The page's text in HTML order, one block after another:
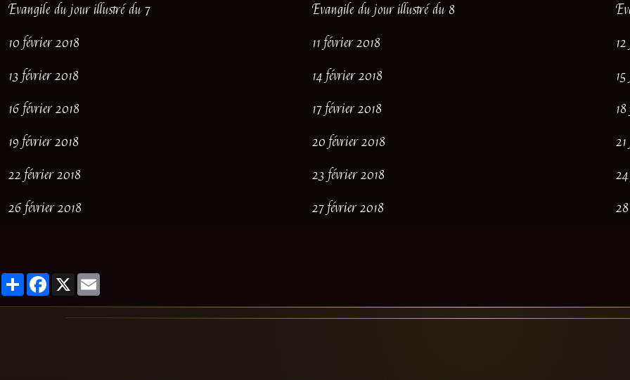
Evangile du jour illustré du 7 Evangile du jour illustré du 8
10 février 2018
11 février 2018
13 février 2018
14 février 2018
16 février 2018
17 février 2018
19 février 2018
20 février 2018
22 février 2018
23 février 2018
26 février 2018
27 février 2018
PartagerFacebook
X